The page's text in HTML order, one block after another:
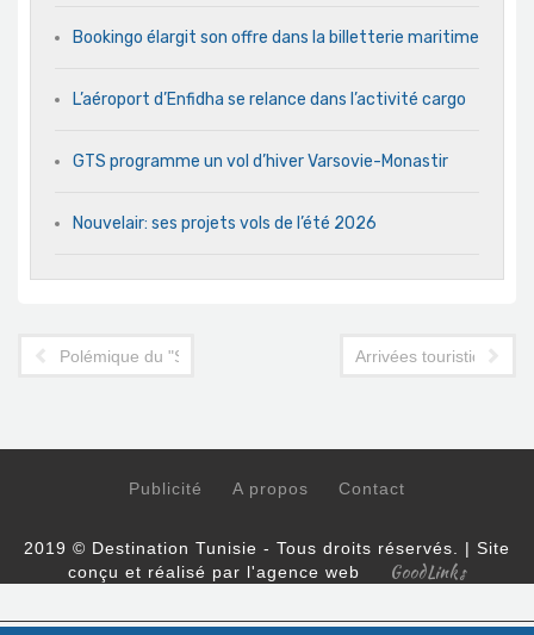
Bookingo élargit son offre dans la billetterie maritime
L’aéroport d’Enfidha se relance dans l’activité cargo
GTS programme un vol d’hiver Varsovie-Monastir
Nouvelair: ses projets vols de l’été 2026
Polémique du "Sup Tunisien": le Jerba Sun Club répond
Arrivées touristiques:
Publicité A propos Contact
2019 © Destination Tunisie - Tous droits réservés. | Site
conçu et réalisé par l'agence web
GoodLinks